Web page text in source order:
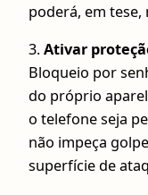
poderá, em
3.Ativar
Bloqueio por
do próprio
o telefone seja
não impeça
superfície de